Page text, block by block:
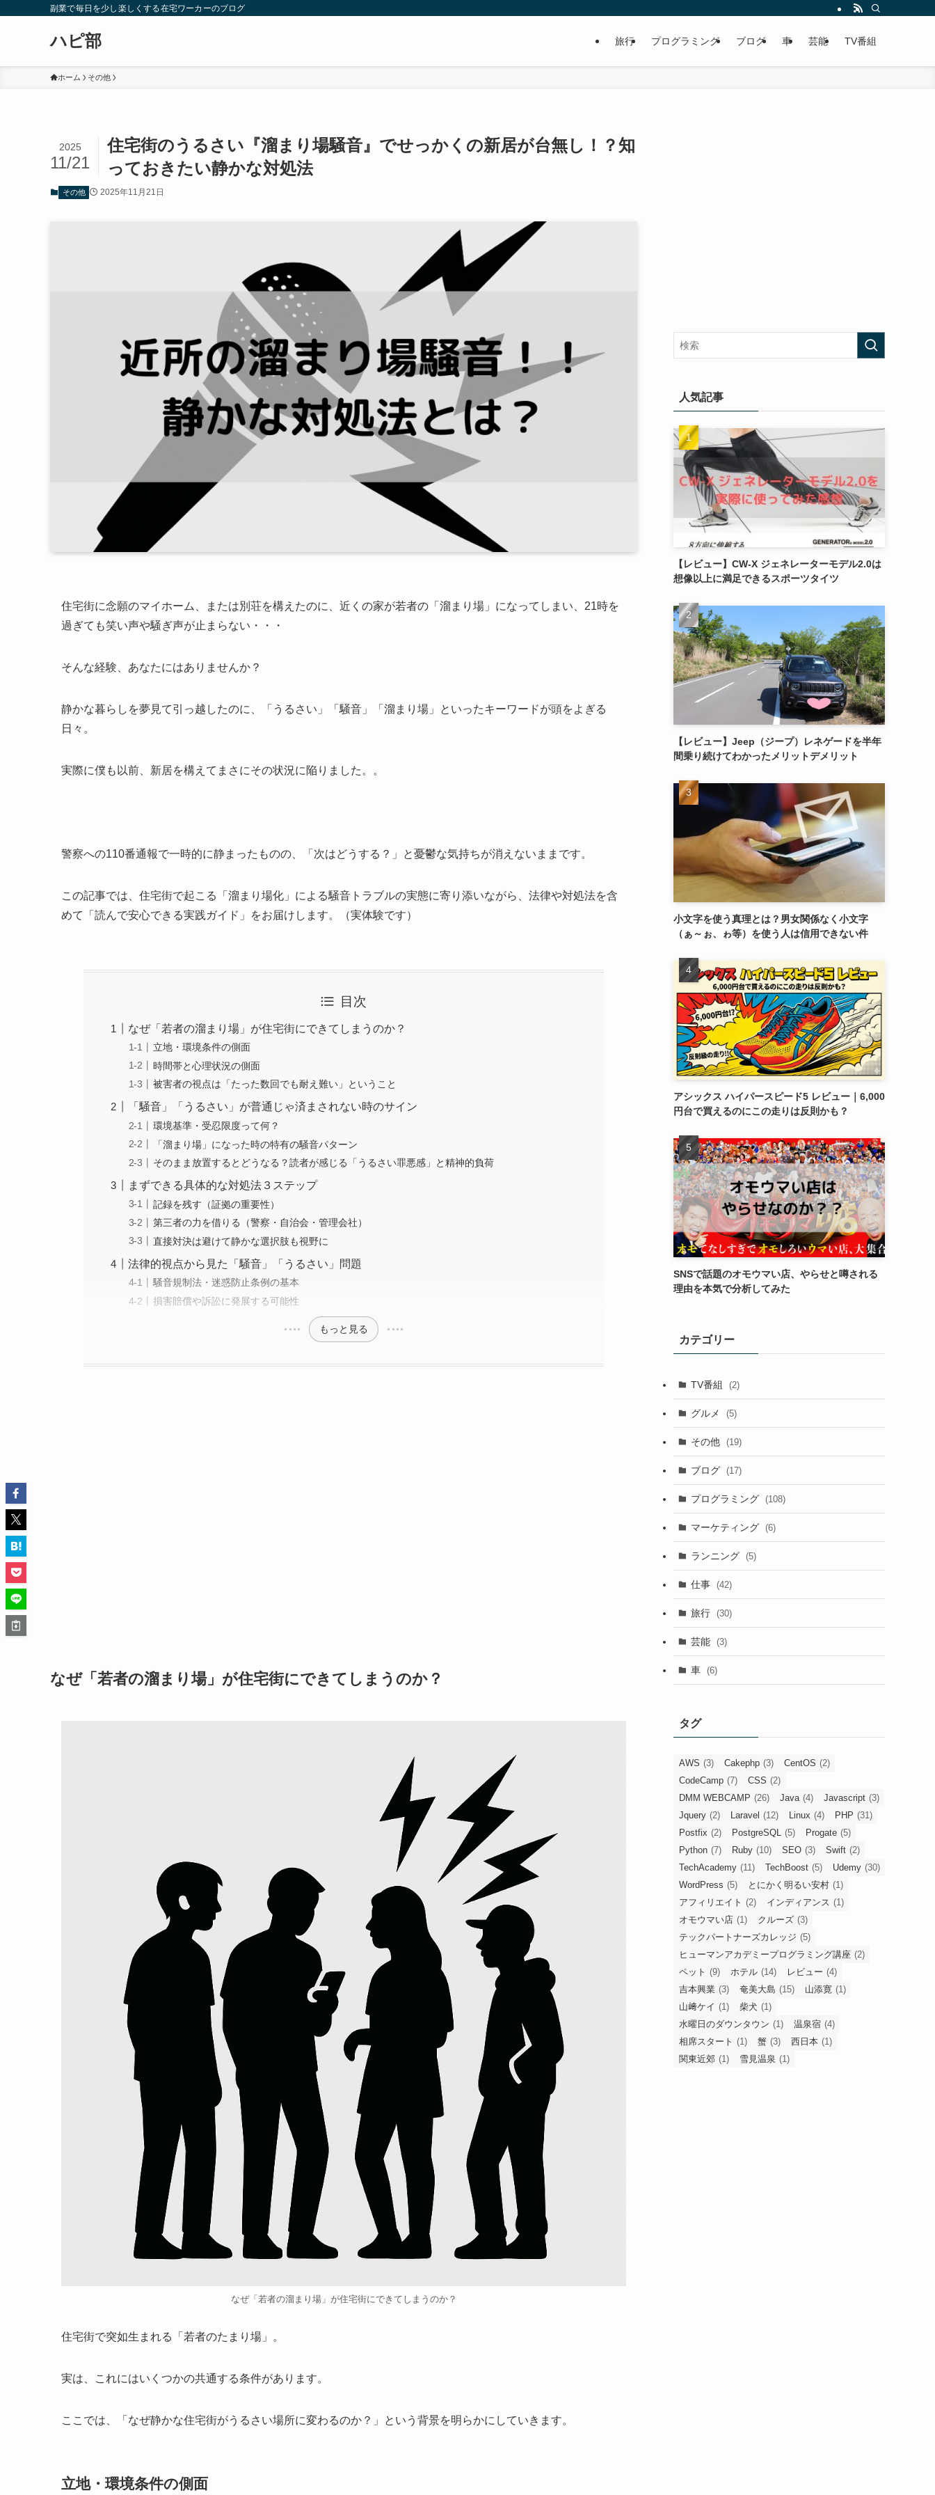
副業で毎日を少し楽しくする在宅ワーカーのブログ
ハピ部 旅行 プログラミング ブログ 車 芸能 TV番組
ホーム その他
住宅街のうるさい『溜まり場騒音』でせっかくの新居が台無し！？知
っておきたい静かな対処法
2025
11/21
その他 2025年11月21日
住宅街に念願のマイホーム、または別荘を構えたのに、近くの家が若者の「溜まり場」になってしまい、21時を
過ぎても笑い声や騒ぎ声が止まらない・・・
そんな経験、あなたにはありませんか？
静かな暮らしを夢見て引っ越したのに、「うるさい」「騒音」「溜まり場」といったキーワードが頭をよぎる
日々。
実際に僕も以前、新居を構えてまさにその状況に陥りました。。
警察への110番通報で一時的に静まったものの、「次はどうする？」と憂鬱な気持ちが消えないままです。
この記事では、住宅街で起こる「溜まり場化」による騒音トラブルの実態に寄り添いながら、法律や対処法を含
めて「読んで安心できる実践ガイド」をお届けします。（実体験です）
目次
なぜ「若者の溜まり場」が住宅街にできてしまうのか？
立地・環境条件の側面
時間帯と心理状況の側面
被害者の視点は「たった数回でも耐え難い」ということ
「騒音」「うるさい」が普通じゃ済まされない時のサイン
環境基準・受忍限度って何？
「溜まり場」になった時の特有の騒音パターン
そのまま放置するとどうなる？読者が感じる「うるさい罪悪感」と精神的負荷
まずできる具体的な対処法３ステップ
記録を残す（証拠の重要性）
第三者の力を借りる（警察・自治会・管理会社）
直接対決は避けて静かな選択肢も視野に
法律的視点から見た「騒音」「うるさい」問題
騒音規制法・迷惑防止条例の基本
損害賠償や訴訟に発展する可能性
もっと見る
なぜ「若者の溜まり場」が住宅街にできてしまうのか？
なぜ「若者の溜まり場」が住宅街にできてしまうのか？
住宅街で突如生まれる「若者のたまり場」。
実は、これにはいくつかの共通する条件があります。
ここでは、「なぜ静かな住宅街がうるさい場所に変わるのか？」という背景を明らかにしていきます。
立地・環境条件の側面
人気記事
【レビュー】CW-X ジェネレーターモデル2.0は
想像以上に満足できるスポーツタイツ
【レビュー】Jeep（ジープ）レネゲードを半年
間乗り続けてわかったメリットデメリット
小文字を使う真理とは？男女関係なく小文字
（ぁ～ぉ、ゎ等）を使う人は信用できない件
アシックス ハイパースピード5 レビュー｜6,000
円台で買えるのにこの走りは反則かも？
SNSで話題のオモウマい店、やらせと噂される
理由を本気で分析してみた
カテゴリー
TV番組 (2)
グルメ (5)
その他 (19)
ブログ (17)
プログラミング (108)
マーケティング (6)
ランニング (5)
仕事 (42)
旅行 (30)
芸能 (3)
車 (6)
タグ
AWS (3) Cakephp (3) CentOS (2)
CodeCamp (7) CSS (2)
DMM WEBCAMP (26) Java (4) Javascript (3)
Jquery (2) Laravel (12) Linux (4) PHP (31)
Postfix (2) PostgreSQL (5) Progate (5)
Python (7) Ruby (10) SEO (3) Swift (2)
TechAcademy (11) TechBoost (5) Udemy (30)
WordPress (5) とにかく明るい安村 (1)
アフィリエイト (2) インディアンス (1)
オモウマい店 (1) クルーズ (3)
テックパートナーズカレッジ (5)
ヒューマンアカデミープログラミング講座 (2)
ペット (9) ホテル (14) レビュー (4)
吉本興業 (3) 奄美大島 (15) 山添寛 (1)
山﨑ケイ (1) 柴犬 (1)
水曜日のダウンタウン (1) 温泉宿 (4)
相席スタート (1) 蟹 (3) 西日本 (1)
関東近郊 (1) 雪見温泉 (1)